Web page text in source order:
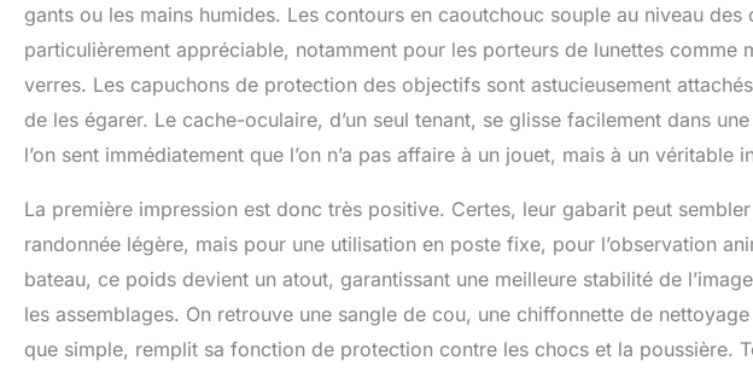
gants ou les mains humides. Les contours en caoutchouc souple au niveau des
particulièrement appréciable, notamment pour les porteurs de lunettes comme
verres. Les capuchons de protection des objectifs sont astucieusement
de les égarer. Le cache-oculaire, d’un seul tenant, se glisse facilement dans
l’on sent immédiatement que l’on n’a pas affaire à un jouet, mais à un véritable
La première impression est donc très positive. Certes, leur gabarit peut
randonnée légère, mais pour une utilisation en poste fixe, pour l’observation
bateau, ce poids devient un atout, garantissant une meilleure stabilité de
les assemblages. On retrouve une sangle de cou, une chiffonnette de
que simple, remplit sa fonction de protection contre les chocs et la poussière.